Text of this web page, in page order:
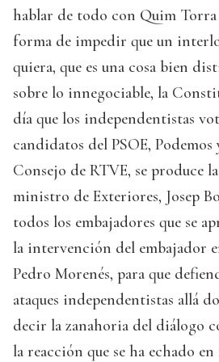
hablar de todo con Quim Torra
forma de impedir que un
quiera, que es una cosa bien
sobre lo innegociable, la
día que los independentistas
candidatos del PSOE, Podemos
Consejo de RTVE, se produce
ministro de Exteriores, Josep
todos los embajadores que se
la intervención del embajador
Pedro Morenés, para que
ataques independentistas allá
decir la zanahoria del diálogo
la reacción que se ha echado